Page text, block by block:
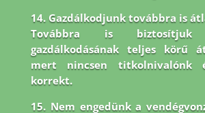
14. Gazdálkodjunk továbbra is
Továbbra is
gazdálkodásának teljes körű
mert nincsen titkolnivalónk
korrekt.
15. Nem engedünk a